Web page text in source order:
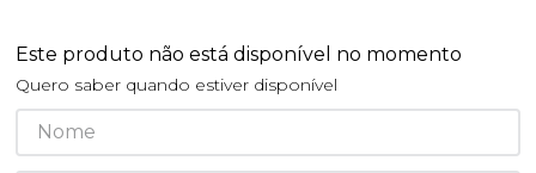
Este produto não está disponível no momento
Quero saber quando estiver disponível